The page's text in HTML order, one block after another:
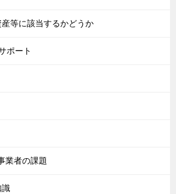
等に該当するかどうか
ポート
業者の課題
識